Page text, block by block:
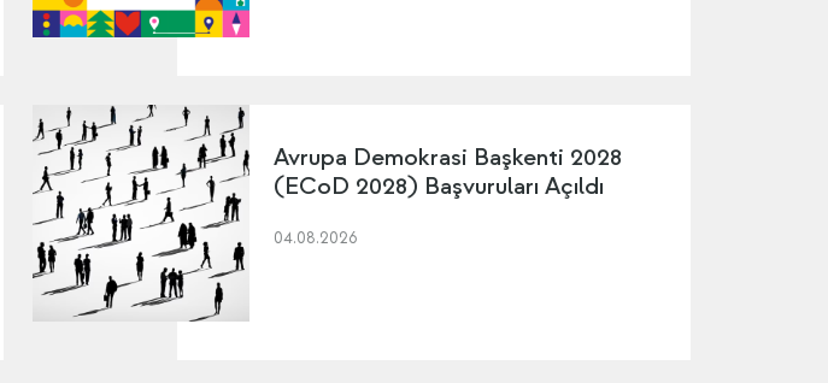
Avrupa Demokrasi Başkenti 2028
(ECoD 2028) Başvuruları Açıldı
04.08.2026